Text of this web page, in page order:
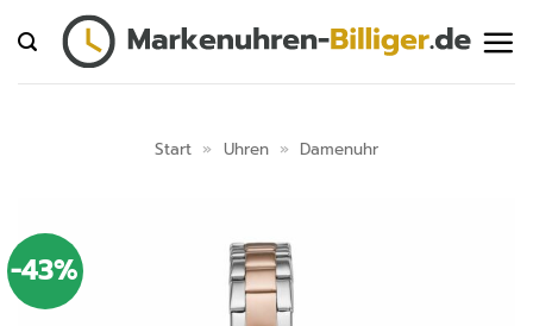
Inhalt
springen
Start » Uhren » Damenuhr
-43%